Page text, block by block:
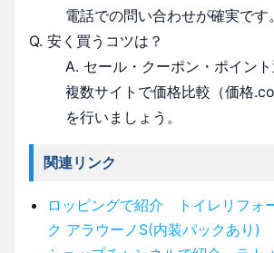
電話での問い合わせが確実です。
Q. 安く買うコツは？
A. セール・クーポン・ポイント
複数サイトで価格比較（価格
を行いましょう。
関連リンク
ロッピングで紹介 トイレリフォ
ク アラウーノS(内装パックあり)